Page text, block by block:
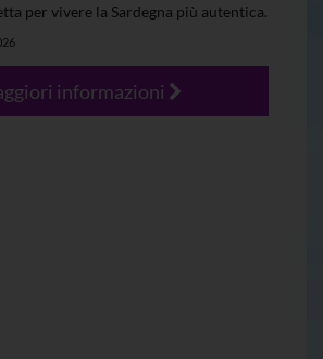
per vivere la Sardegna più autentica.
informazioni